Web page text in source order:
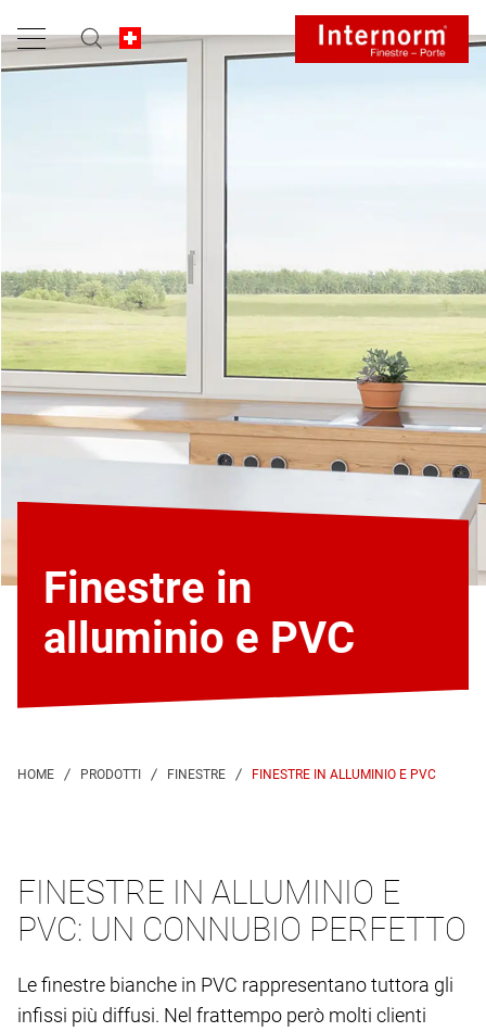
Finestre in
alluminio e PVC
FINESTRE IN ALLUMINIO E PVC
FINESTRE IN ALLUMINIO E
PVC: UN CONNUBIO PERFETTO
Le finestre bianche in PVC rappresentano tuttora gli
infissi più diffusi. Nel frattempo però molti clienti